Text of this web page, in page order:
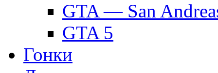
GTA — San
GTA 5
Гонки